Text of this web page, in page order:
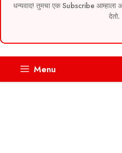
धन्यवाद! तुमचा एक Subscribe आम्हाला
देतो.
Menu